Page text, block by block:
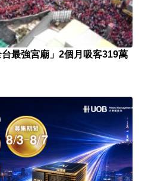
最強宮廟」2個月吸客319萬